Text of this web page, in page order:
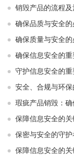
销毁产品的流程及
确保品质与安全
确保质量与安全
确保信息安全的
守护信息安全的
安全、合规与环
瑕疵产品销毁：
保障信息安全的
保密与安全的守护
保障信息安全的